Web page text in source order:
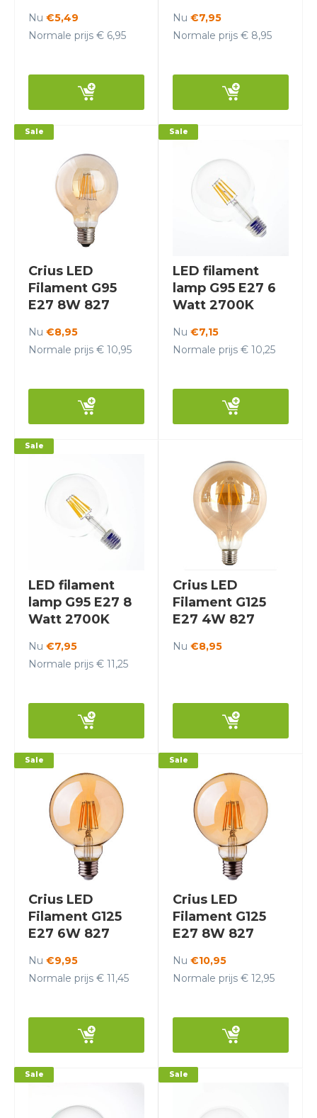
Crius
Nu €5,49
Normale prijs € 6,95
Nu €7,95
Normale prijs € 8,95
Crius LED
Filament G95
E27 8W 827
Sale
Nu €8,95
Normale prijs € 10,95
LED filament
lamp G95 E27 6
Watt 2700K
Sale
Nu €7,15
Normale prijs € 10,25
LED filament
lamp G95 E27 8
Watt 2700K
Sale
Nu €7,95
Normale prijs € 11,25
Crius LED
Filament G125
E27 4W 827
Nu €8,95
Crius LED
Filament G125
E27 6W 827
Sale
Nu €9,95
Normale prijs € 11,45
Crius LED
Filament G125
E27 8W 827
Sale
Nu €10,95
Normale prijs € 12,95
Sale Sale